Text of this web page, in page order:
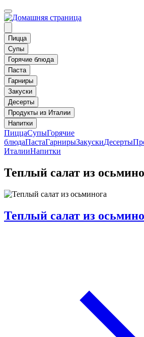
Пицца
Супы
Горячие блюда
Паста
Гарниры
Закуски
Десерты
Продукты из Италии
Напитки
ПиццаСупыГорячие
блюдаПастаГарнирыЗакускиДесерты
ИталииНапитки
Теплый салат из
Теплый салат из